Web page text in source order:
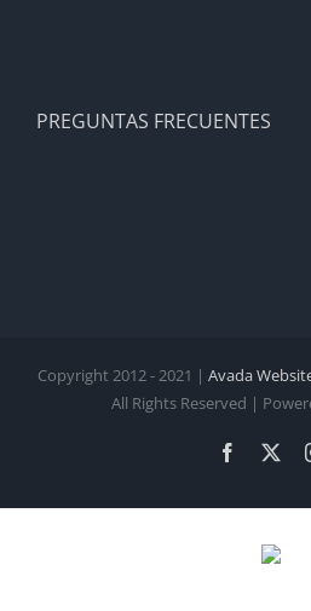
PREGUNTAS FRECUENTES
Copyright 2012 - 2021 | Avada
All Rights Reserved |
Facebook